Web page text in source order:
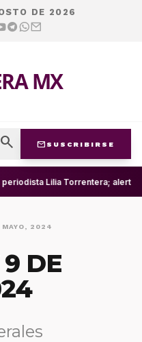
DE 2026
MX
search mail SUSCRIBIRSE
Lilia Torrentera; alerta
MAYO, 2024
DE